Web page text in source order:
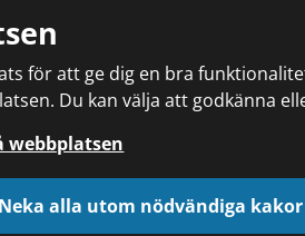
för att ge dig en bra
Du kan välja att godkänna
webbplatsen
Neka alla utom nödvändiga kakor